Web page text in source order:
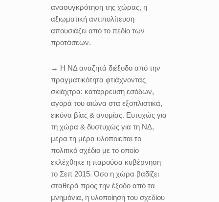
ανασυγκρότηση της χώρας, η
αξιωματική αντιπολίτευση
απουσιάζει από το πεδίο των
προτάσεων.
→ Η ΝΔ αναζητά διέξοδο από την
πραγματικότητα φτιάχνοντας
σκιάχτρα: κατάρρευση εσόδων,
αγορά του αιώνα στα εξοπλιστικά,
εικόνα βίας & ανομίας. Ευτυχώς για
τη χώρα & δυστυχώς για τη ΝΔ,
μέρα τη μέρα υλοποιείται το
πολιτικό σχέδιο με το οποίο
εκλέχθηκε η παρούσα κυβέρνηση
το Σεπ 2015. Όσο η χώρα βαδίζει
σταθερά προς την έξοδο από τα
μνημόνια, η υλοποίηση του σχεδίου